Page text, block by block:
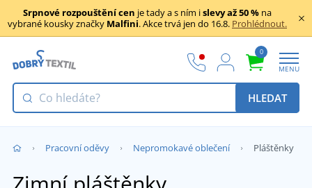
Srpnové rozpouštění cen je tady a s ním islevy až 50 % na
vybrané kousky značky Malfini. Akce trvá jen do 16.8. Prohlédnout.
0
MENU
HLEDAT
Pracovní oděvy Nepromokavé oblečení Pláštěnky